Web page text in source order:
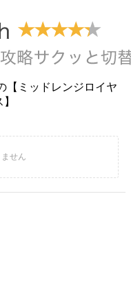
【ミッドレンジロイヤ